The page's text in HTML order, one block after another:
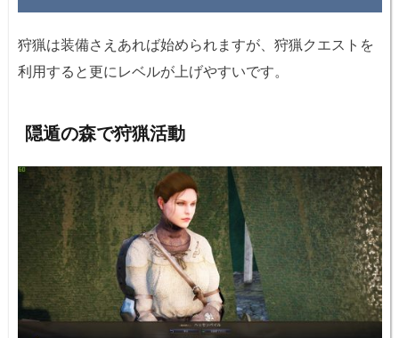
狩猟は装備さえあれば始められますが、狩猟クエストを
利用すると更にレベルが上げやすいです。
隠遁の森で狩猟活動